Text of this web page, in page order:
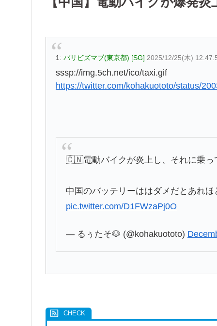
1: パリビズマブ(東京都) [SG] 2025/12/25(木)
sssp://img.5ch.net/ico/taxi.gif
https://twitter.com/kohakuototo/status/
🇨🇳電動バイクが炎上し、それに乗
中国のバッテリーははダメだとあれ
pic.twitter.com/D1FWzaPj0O
— るぅたそ🐶 (@kohakuototo)